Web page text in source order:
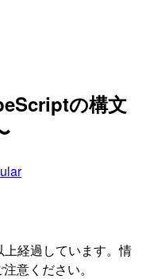
の構文
経過しています。情
意ください。